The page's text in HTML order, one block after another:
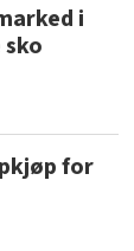
i
for